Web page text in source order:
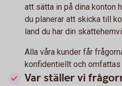
att sätta in på dina konton
du planerar att skicka till
land du har din
Alla våra kunder får
konfidentiellt och
Var ställer vi